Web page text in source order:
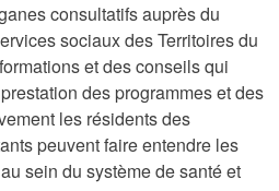
consultatifs auprès du
sociaux des Territoires du
et des conseils qui
des programmes et des
les résidents des
peuvent faire entendre les
sein du système de santé et